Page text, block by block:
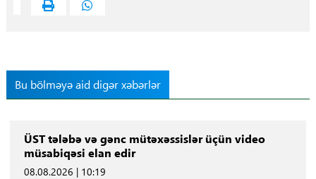
Bu bölməyə aid digər xəbərlər
ÜST tələbə və gənc mütəxəssislər üçün video
müsabiqəsi elan edir
08.08.2026 | 10:19